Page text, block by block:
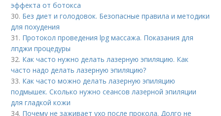
эффекта от ботокса
30. Без диет и голодовок. Безопасные правила и методики
для похудения
31. Протокол проведения lpg массажа. Показания для
лпджи процедуры
32. Как часто нужно делать лазерную эпиляцию. Как
часто надо делать лазерную эпиляцию?
33. Как часто можно делать лазерную эпиляцию
подмышек. Сколько нужно сеансов лазерной эпиляции
для гладкой кожи
34. Почему не заживает ухо после прокола. Долго не